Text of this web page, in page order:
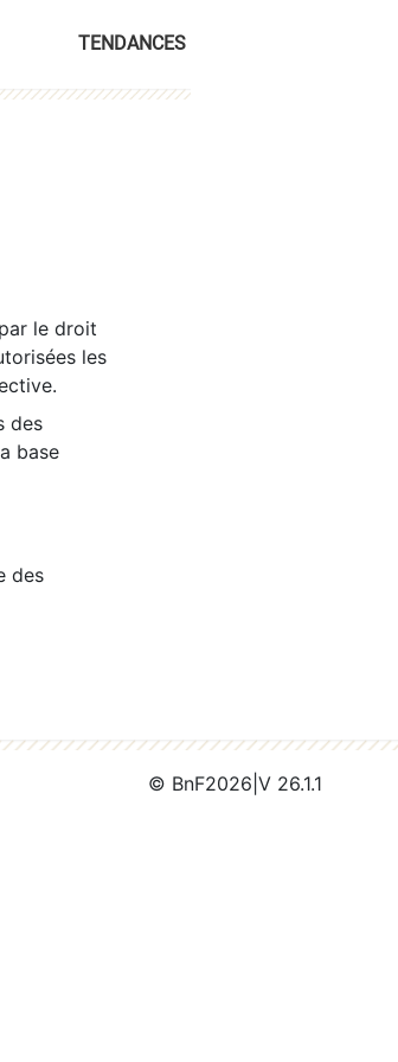
TENDANCES
le droit
les
des
base
des
© BnF2026 V 26.1.1